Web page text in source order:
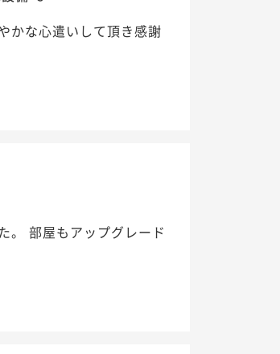
かな心遣いして頂き感謝
。 部屋もアップグレード